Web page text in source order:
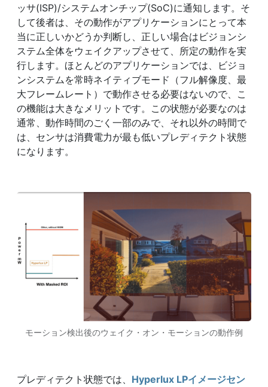
ッサ(ISP)/システムオンチップ(SoC)に通知します。そ
して後者は、その動作がアプリケーションにとって本
当に正しいかどうか判断し、正しい場合はビジョンシ
ステム全体をウェイクアップさせて、所定の動作を実
行します。ほとんどのアプリケーションでは、ビジョ
ンシステムを常時ネイティブモード（フル解像度、最
大フレームレート）で動作させる必要はないので、こ
の機能は大きなメリットです。この状態が必要なのは
通常、動作時間のごく一部のみで、それ以外の時間で
は、センサは消費電力が最も低いプレディテクト状態
になります。
モーション検出後のウェイク・オン・モーションの動作例
プレディテクト状態では、 Hyperlux LPイメージセン